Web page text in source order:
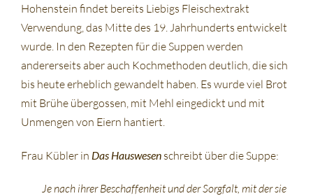
Hohenstein findet bereits Liebigs Fleischextrakt
Verwendung, das Mitte des 19. Jahrhunderts entwickelt
wurde. In den Rezepten für die Suppen werden
andererseits aber auch Kochmethoden deutlich, die sich
bis heute erheblich gewandelt haben. Es wurde viel Brot
mit Brühe übergossen, mit Mehl eingedickt und mit
Unmengen von Eiern hantiert.
Frau Kübler in Das Hauswesen schreibt über die Suppe:
Je nach ihrer Beschaffenheit und der Sorgfalt, mit der sie